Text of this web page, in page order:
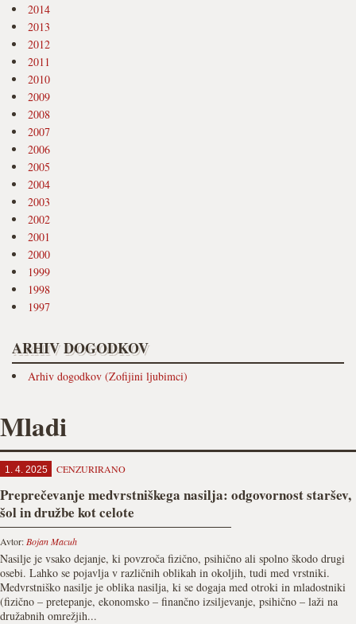
2014
2013
2012
2011
2010
2009
2008
2007
2006
2005
2004
2003
2002
2001
2000
1999
1998
1997
ARHIV DOGODKOV
Arhiv dogodkov (Zofijini ljubimci)
Mladi
1. 4. 2025 CENZURIRANO
Preprečevanje medvrstniškega nasilja: odgovornost staršev,
šol in družbe kot celote
Avtor: Bojan Macuh
Nasilje je vsako dejanje, ki povzroča fizično, psihično ali spolno škodo drugi
osebi. Lahko se pojavlja v različnih oblikah in okoljih, tudi med vrstniki.
Medvrstniško nasilje je oblika nasilja, ki se dogaja med otroki in mladostniki
(fizično – pretepanje, ekonomsko – finančno izsiljevanje, psihično – laži na
družabnih omrežjih...